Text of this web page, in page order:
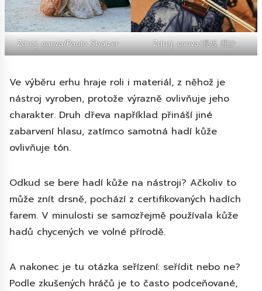
Zdroj: canva/Paolo Sbalzer Zdroj: canva/長坂 理沙
Ve výběru erhu hraje roli i materiál, z něhož je
nástroj vyroben, protože výrazně ovlivňuje jeho
charakter. Druh dřeva například přináší jiné
zabarvení hlasu, zatímco samotná hadí kůže
ovlivňuje tón.
Odkud se bere hadí kůže na nástroji? Ačkoliv to
může znít drsně, pochází z certifikovaných hadích
farem. V minulosti se samozřejmě používala kůže
hadů chycených ve volné přírodě.
A nakonec je tu otázka seřízení: seřídit nebo ne?
Podle zkušených hráčů je to často podceňované,